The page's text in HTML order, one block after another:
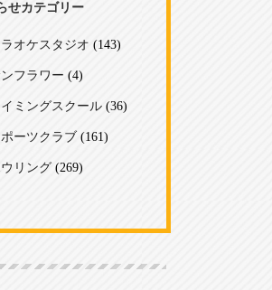
せカテゴリー
オケスタジオ (143)
フラワー (4)
ミングスクール(36)
ーツクラブ (161)
リング(269)